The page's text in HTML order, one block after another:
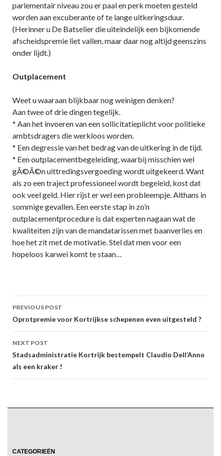
parlementair niveau zou er paal en perk moeten gesteld
worden aan excuberante of te lange uitkeringsduur.
(Herinner u De Batselier die uiteindelijk een bijkomende
afscheidspremie liet vallen, maar daar nog altijd geenszins
onder lijdt.)
Outplacement
Weet u waaraan blijkbaar nog weinigen denken?
Aan twee of drie dingen tegelijk.
* Aan het invoeren van een sollicitatieplicht voor politieke
ambtsdragers die werkloos worden.
* Een degressie van het bedrag van de uitkering in de tijd.
* Een outplacementbegeleiding, waarbij misschien wel
gÃ©Ã©n uittredingsvergoeding wordt uitgekeerd. Want
als zo een traject professioneel wordt begeleid, kost dat
ook veel geld. Hier rijst er wel een probleempje. Althans in
sommige gevallen. Een eerste stap in zo’n
outplacementprocedure is dat experten nagaan wat de
kwaliteiten zijn van de mandatarissen met baanverlies en
hoe het zit met de motivatie. Stel dat men voor een
hopeloos karwei komt te staan…
Post
navigation
PREVIOUS POST
Oprotpremie voor Kortrijkse schepenen even uitgesteld ?
NEXT POST
Stadsadministratie Kortrijk bestempelt Claudio Dell’Anno
als een kraker !
CATEGORIEËN